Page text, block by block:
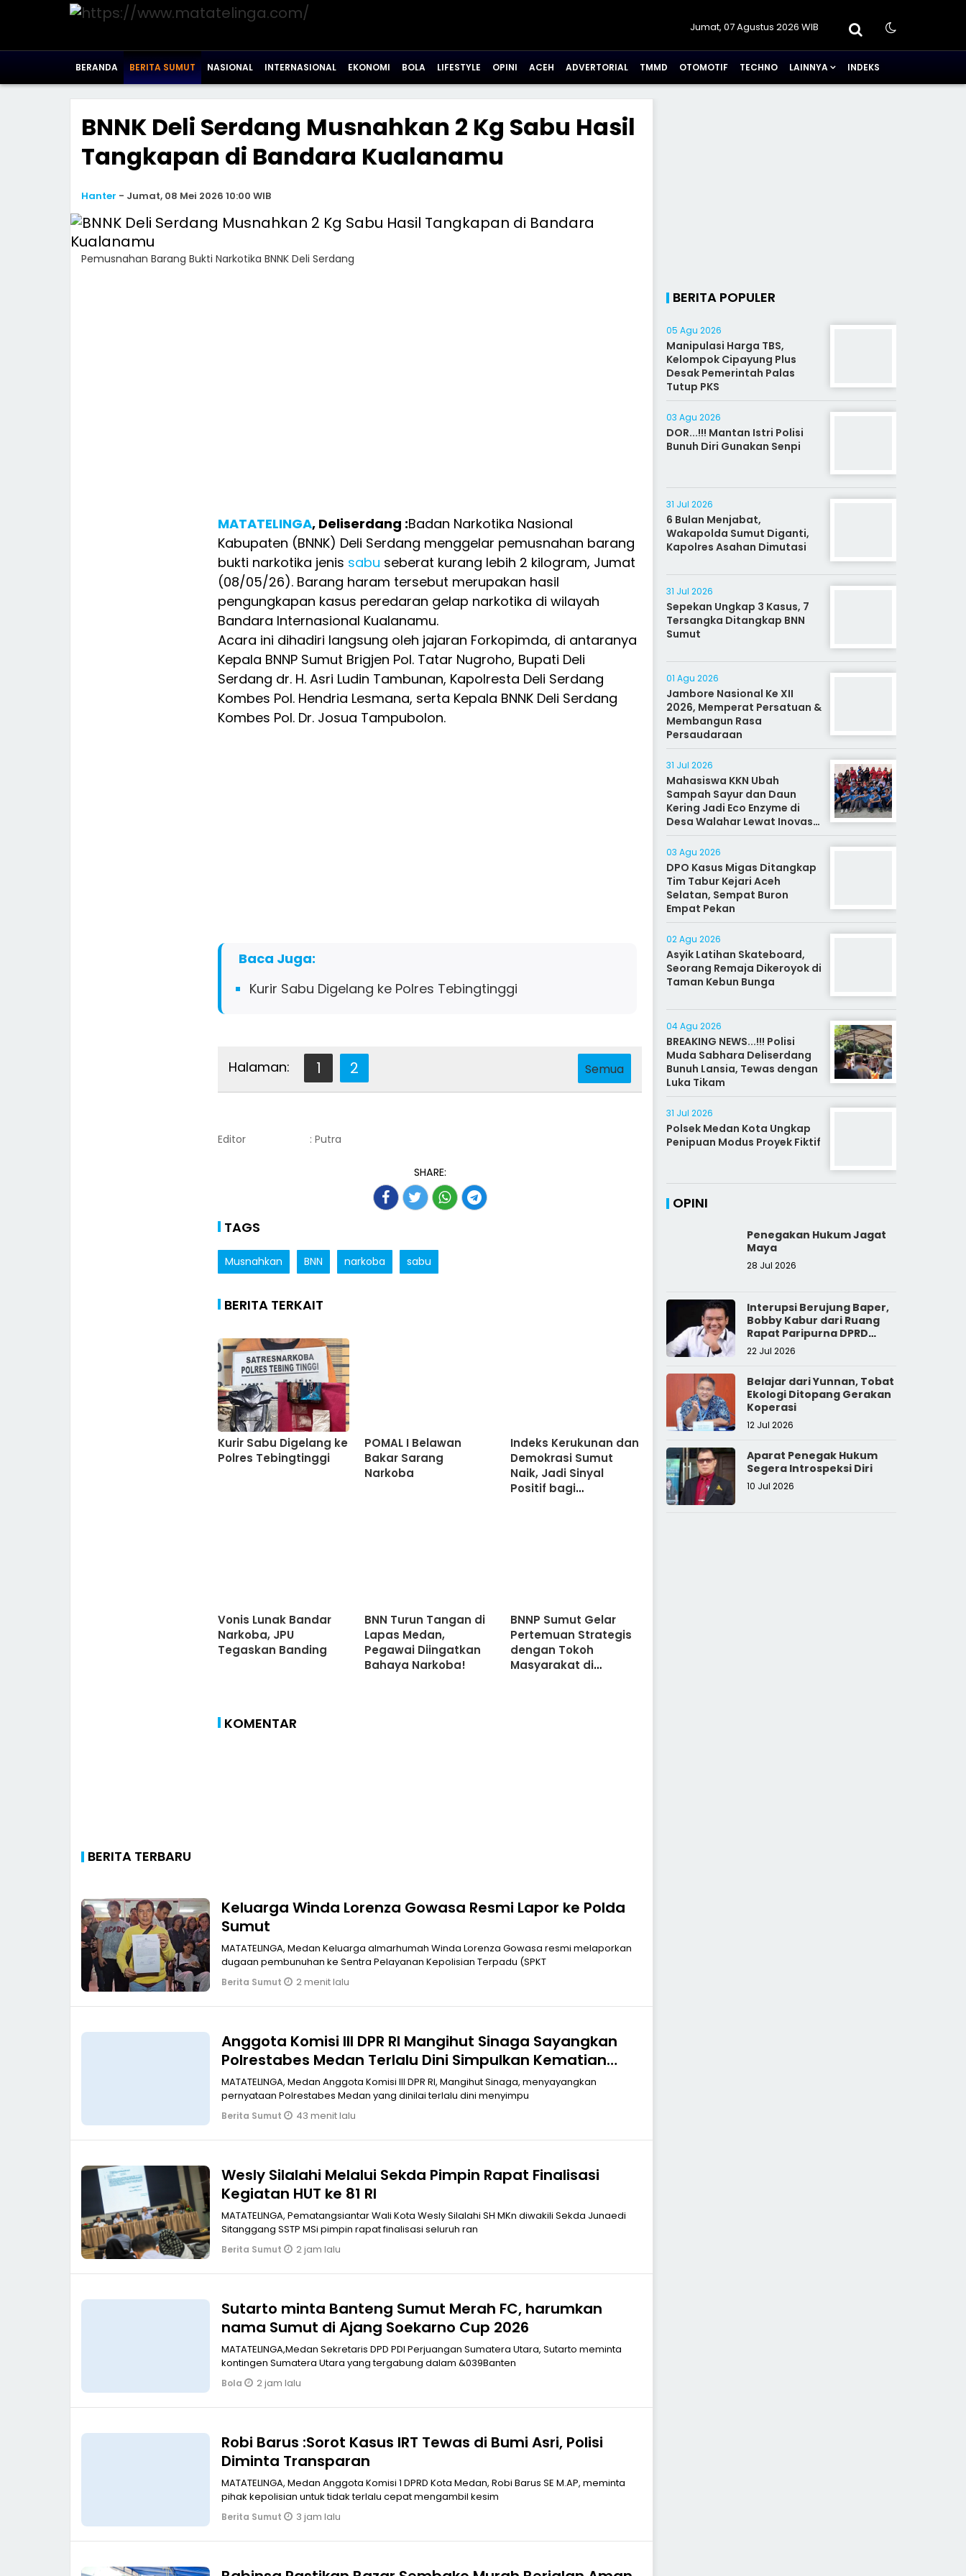
Jumat, 07 Agustus 2026 WIB
BERANDA BERITA SUMUT NASIONAL INTERNASIONAL EKONOMI BOLA LIFESTYLE OPINI ACEH ADVERTORIAL TMMD OTOMOTIF TECHNO LAINNYA INDEKS
BNNK Deli Serdang Musnahkan 2 Kg Sabu Hasil
Tangkapan di Bandara Kualanamu
Hanter - Jumat, 08 Mei 2026 10:00 WIB
Pemusnahan Barang Bukti Narkotika BNNK Deli Serdang
MATATELINGA, Deliserdang :Badan Narkotika Nasional
Kabupaten (BNNK) Deli Serdang menggelar pemusnahan barang
bukti narkotika jenis sabu seberat kurang lebih 2 kilogram, Jumat
(08/05/26). Barang haram tersebut merupakan hasil
pengungkapan kasus peredaran gelap narkotika di wilayah
Bandara Internasional Kualanamu.
Acara ini dihadiri langsung oleh jajaran Forkopimda, di antaranya
Kepala BNNP Sumut Brigjen Pol. Tatar Nugroho, Bupati Deli
Serdang dr. H. Asri Ludin Tambunan, Kapolresta Deli Serdang
Kombes Pol. Hendria Lesmana, serta Kepala BNNK Deli Serdang
Kombes Pol. Dr. Josua Tampubolon.
Baca Juga:
Kurir Sabu Digelang ke Polres Tebingtinggi
Halaman: 1 2 Semua
Editor : Putra
SHARE:
TAGS
Musnahkan BNN narkoba sabu
BERITA TERKAIT
Kurir Sabu Digelang ke
Polres Tebingtinggi
POMAL I Belawan
Bakar Sarang
Narkoba
Indeks Kerukunan dan
Demokrasi Sumut
Naik, Jadi Sinyal
Positif bagi
Vonis Lunak Bandar
Narkoba, JPU
Tegaskan Banding
BNN Turun Tangan di
Lapas Medan,
Pegawai Diingatkan
Bahaya Narkoba!
BNNP Sumut Gelar
Pertemuan Strategis
dengan Tokoh
Masyarakat di
KOMENTAR
BERITA TERBARU
Keluarga Winda Lorenza Gowasa Resmi Lapor ke Polda
Sumut
MATATELINGA, Medan Keluarga almarhumah Winda Lorenza Gowasa resmi melaporkan
dugaan pembunuhan ke Sentra Pelayanan Kepolisian Terpadu (SPKT
Berita Sumut 2 menit lalu
Anggota Komisi III DPR RI Mangihut Sinaga Sayangkan
Polrestabes Medan Terlalu Dini Simpulkan Kematian
Mantan Istri Polisi sebagai Bunuh Diri
MATATELINGA, Medan Anggota Komisi III DPR RI, Mangihut Sinaga, menyayangkan
pernyataan Polrestabes Medan yang dinilai terlalu dini menyimpu
Berita Sumut 43 menit lalu
Wesly Silalahi Melalui Sekda Pimpin Rapat Finalisasi
Kegiatan HUT ke 81 RI
MATATELINGA, Pematangsiantar Wali Kota Wesly Silalahi SH MKn diwakili Sekda Junaedi
Sitanggang SSTP MSi pimpin rapat finalisasi seluruh ran
Berita Sumut 2 jam lalu
Sutarto minta Banteng Sumut Merah FC, harumkan
nama Sumut di Ajang Soekarno Cup 2026
MATATELINGA,Medan Sekretaris DPD PDI Perjuangan Sumatera Utara, Sutarto meminta
kontingen Sumatera Utara yang tergabung dalam &039Banten
Bola 2 jam lalu
Robi Barus :Sorot Kasus IRT Tewas di Bumi Asri, Polisi
Diminta Transparan
MATATELINGA, Medan Anggota Komisi 1 DPRD Kota Medan, Robi Barus SE M.AP, meminta
pihak kepolisian untuk tidak terlalu cepat mengambil kesim
Berita Sumut 3 jam lalu
BERITA POPULER
05 Agu 2026
Manipulasi Harga TBS,
Kelompok Cipayung Plus
Desak Pemerintah Palas
Tutup PKS
03 Agu 2026
DOR...!!! Mantan Istri Polisi
Bunuh Diri Gunakan Senpi
31 Jul 2026
6 Bulan Menjabat,
Wakapolda Sumut Diganti,
Kapolres Asahan Dimutasi
31 Jul 2026
Sepekan Ungkap 3 Kasus, 7
Tersangka Ditangkap BNN
Sumut
01 Agu 2026
Jambore Nasional Ke XII
2026, Memperat Persatuan &
Membangun Rasa
Persaudaraan
31 Jul 2026
Mahasiswa KKN Ubah
Sampah Sayur dan Daun
Kering Jadi Eco Enzyme di
Desa Walahar Lewat Inovasi
Alat Kreatif
03 Agu 2026
DPO Kasus Migas Ditangkap
Tim Tabur Kejari Aceh
Selatan, Sempat Buron
Empat Pekan
02 Agu 2026
Asyik Latihan Skateboard,
Seorang Remaja Dikeroyok di
Taman Kebun Bunga
04 Agu 2026
BREAKING NEWS...!!! Polisi
Muda Sabhara Deliserdang
Bunuh Lansia, Tewas dengan
Luka Tikam
31 Jul 2026
Polsek Medan Kota Ungkap
Penipuan Modus Proyek Fiktif
OPINI
Penegakan Hukum Jagat
Maya
28 Jul 2026
Interupsi Berujung Baper,
Bobby Kabur dari Ruang
Rapat Paripurna DPRD
Sumut
22 Jul 2026
Belajar dari Yunnan, Tobat
Ekologi Ditopang Gerakan
Koperasi
12 Jul 2026
Aparat Penegak Hukum
Segera Introspeksi Diri
10 Jul 2026